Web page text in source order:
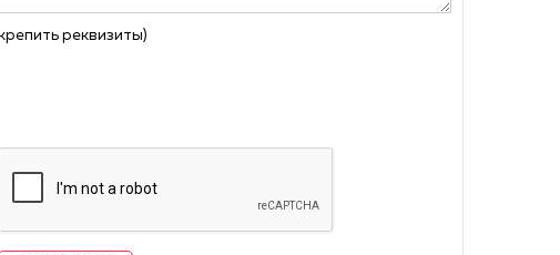
реквизиты)